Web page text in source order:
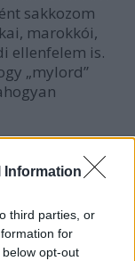
Information
third parties, or
for
opt-out
sakkozom
marokkói,
ellenfelem is.
„mylord”